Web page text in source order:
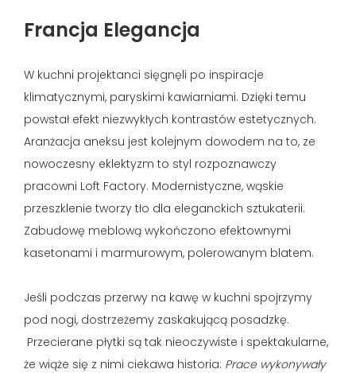
Francja Elegancja
W kuchni projektanci sięgnęli po inspiracje
klimatycznymi, paryskimi kawiarniami. Dzięki temu
powstał efekt niezwykłych kontrastów estetycznych.
Aranżacja aneksu jest kolejnym dowodem na to, ze
nowoczesny eklektyzm to styl rozpoznawczy
pracowni Loft Factory. Modernistyczne, wąskie
przeszklenie tworzy tło dla eleganckich sztukaterii.
Zabudowę meblową wykończono efektownymi
kasetonami i marmurowym, polerowanym blatem.
Jeśli podczas przerwy na kawę w kuchni spojrzymy
pod nogi, dostrzeżemy zaskakującą posadzkę.
Przecierane płytki są tak nieoczywiste i spektakularne,
że wiąże się z nimi ciekawa historia: Prace wykonywały